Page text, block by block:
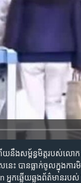
យនឹង​សម្ព័ន្ធ​មិត្ត​របស់​ល
នេះ បាន​ធ្លាក់​ចូល​ក្នុង​
ឆ្លើយឆ្លង​ព័ត៌មាន​រប